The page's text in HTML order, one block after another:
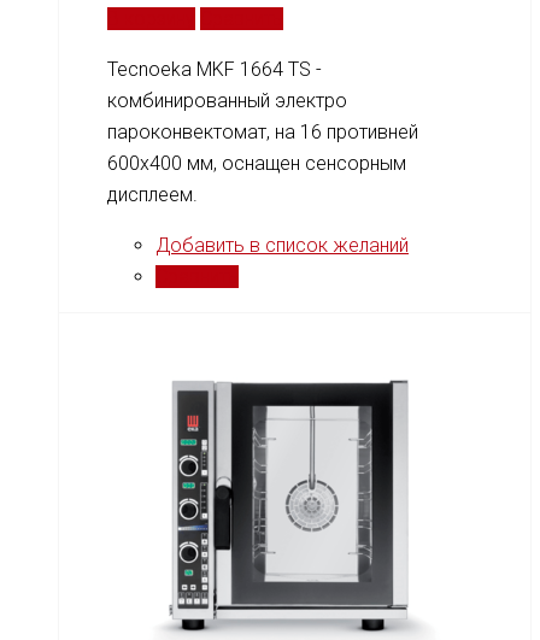
Tecnoeka MKF 1664 TS -
комбинированный электро
пароконвектомат, на 16 противней
600x400 мм, оснащен сенсорным
дисплеем.
Добавить в список желаний